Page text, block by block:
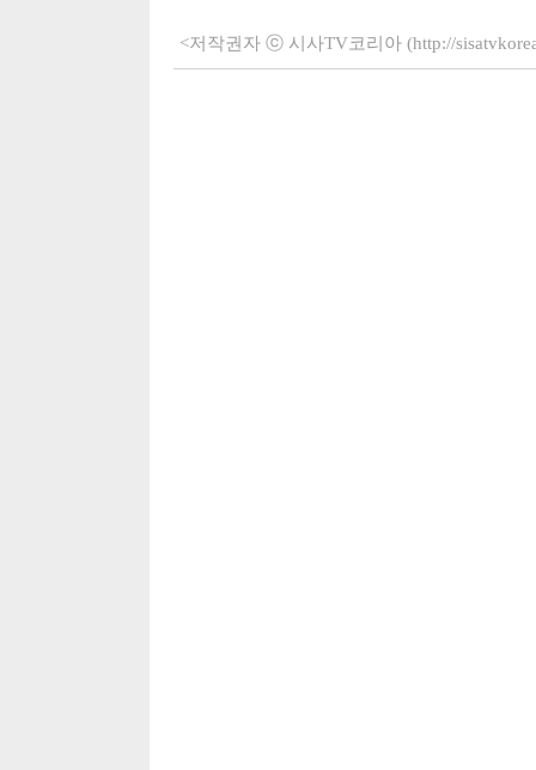
<저작권자 ⓒ 시사TV코리아 (http://